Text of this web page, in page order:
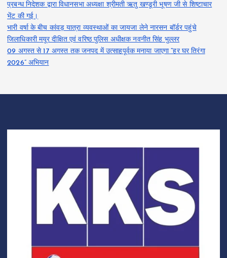
प्रबन्ध निदेशक द्वारा विधानसभा अध्यक्षा श्रीमती ऋतु खण्डूरी भूषण जी से शिष्टाचार
भेंट की गई।
भारी वर्षा के बीच कांवड़ यात्रा व्यवस्थाओं का जायजा लेने नारसन बॉर्डर पहुंचे
जिलाधिकारी मयूर दीक्षित एवं वरिष्ठ पुलिस अधीक्षक नवनीत सिंह भुल्लर
09 अगस्त से 17 अगस्त तक जनपद में उत्साहपूर्वक मनाया जाएगा “हर घर तिरंगा
2026” अभियान